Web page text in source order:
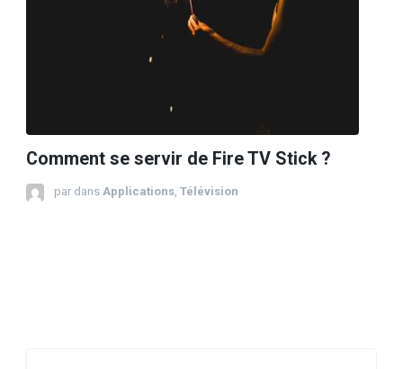
Comment se servir de Fire TV Stick ?
par dans Applications, Télévision